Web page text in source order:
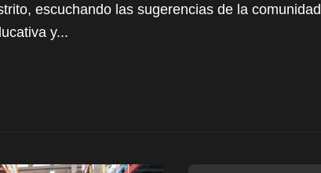
escuchando las sugerencias de la comunidad
y...